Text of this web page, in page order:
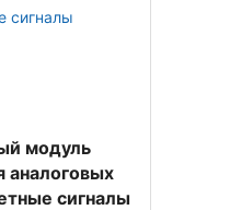
модуль
аналоговых
сигналы